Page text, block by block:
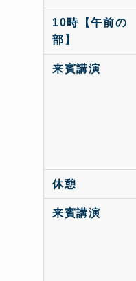
10時【午前の
部】
来賓講演
休憩
来賓講演